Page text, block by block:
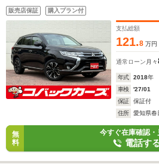
グヒーター LED 全周囲カメラ
販売店保証 購入プラン付
支払総額
121.8 万円
通常ローン 月々
年式 2018年
車検
'27/01
保証
保証付
住所
愛知県春
無
料
今すぐ在庫確認・
電話す